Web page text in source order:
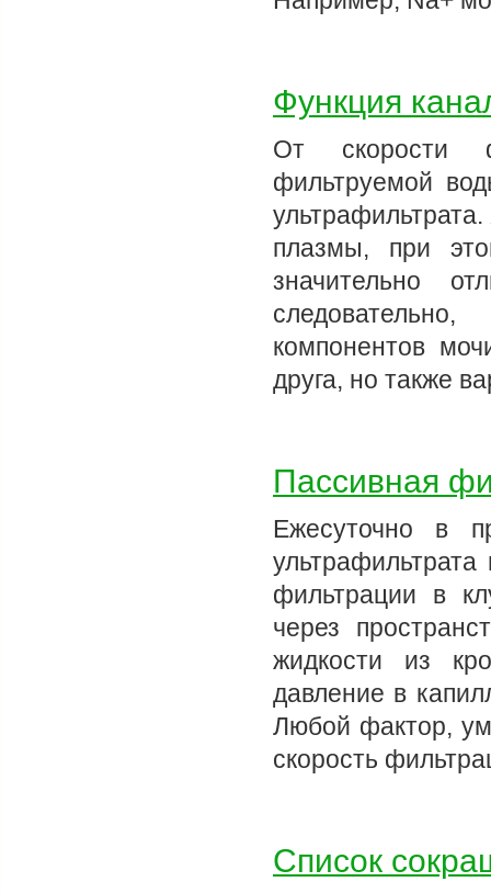
Функция
От скорости
фильтруемой
плазмы, при
значительно
компонентов
друга, но также
Пассивная
Ежесуточно в
фильтрации в
через
жидкости из
давление в
Любой фактор,
скорость
Список